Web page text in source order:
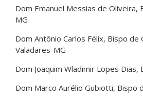
Dom Emanuel Messias de Oliveira,
MG
Dom Antônio Carlos Félix, Bispo de
Valadares-MG
Dom Joaquim Wladimir Lopes Dias,
Dom Marco Aurélio Gubiotti, Bispo